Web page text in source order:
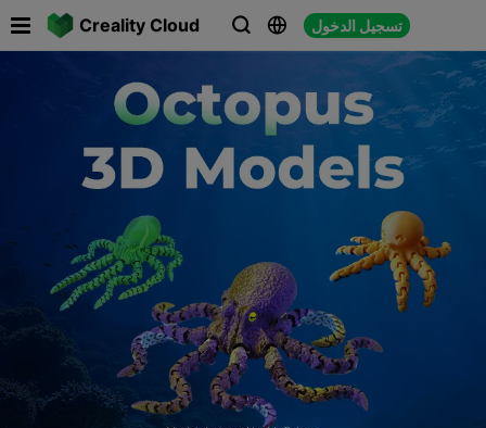
Creality Cloud   تسجيل الدخول
 